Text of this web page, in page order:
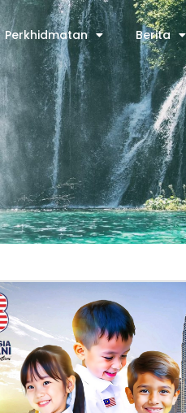
Perkhidmatan Berita